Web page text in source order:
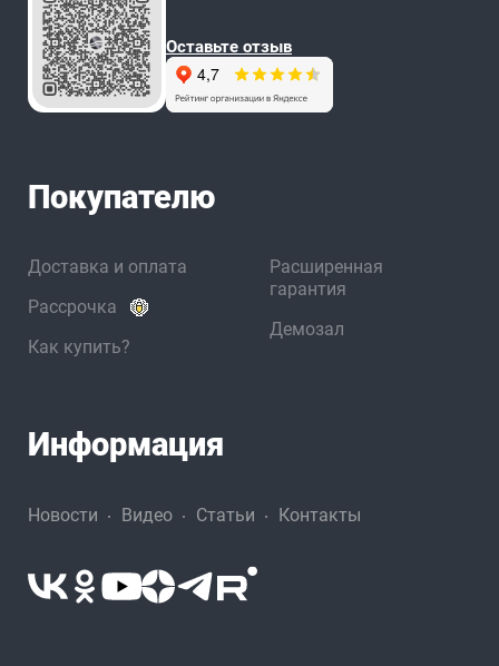
Оставьте отзыв
Покупателю
Доставка и оплата
Рассрочка
Как купить?
Расширенная
гарантия
Демозал
Информация
Новости Видео Статьи Контакты